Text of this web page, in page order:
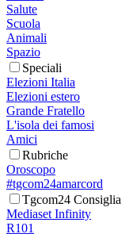
Salute
Scuola
Animali
Spazio
Speciali
Elezioni Italia
Elezioni estero
Grande Fratello
L'isola dei famosi
Amici
Rubriche
Oroscopo
#tgcom24amarcord
Tgcom24 Consiglia
Mediaset Infinity
R101